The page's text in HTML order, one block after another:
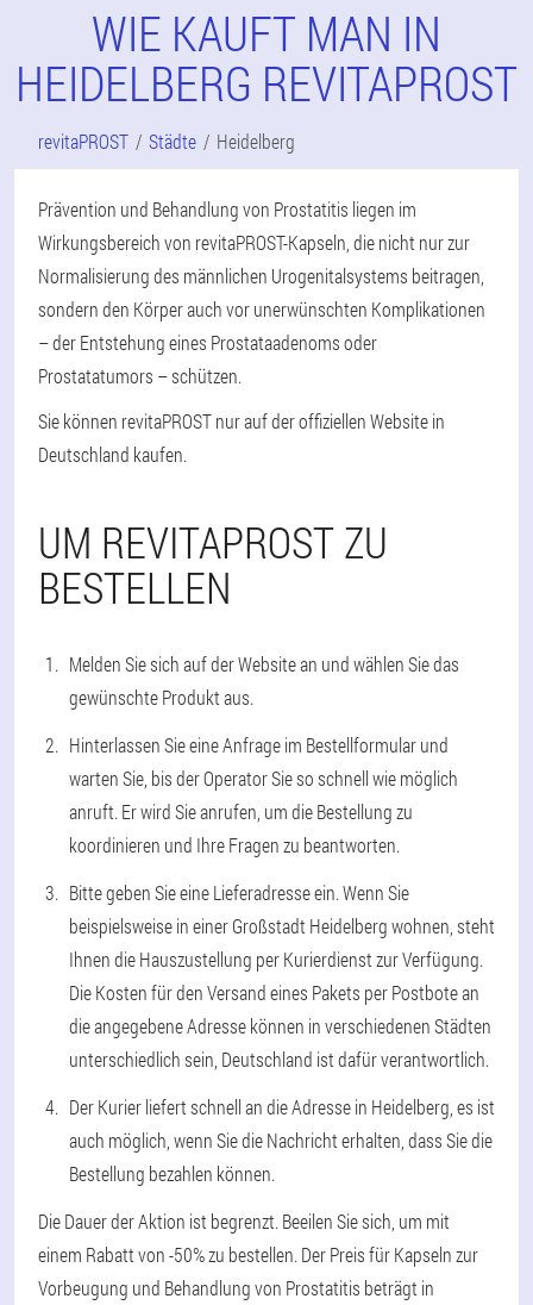
WIE KAUFT MAN IN
HEIDELBERG REVITAPROST
revitaPROST Städte Heidelberg
Prävention und Behandlung von Prostatitis liegen im
Wirkungsbereich von revitaPROST-Kapseln, die nicht nur zur
Normalisierung des männlichen Urogenitalsystems beitragen,
sondern den Körper auch vor unerwünschten Komplikationen
– der Entstehung eines Prostataadenoms oder
Prostatatumors – schützen.
Sie können revitaPROST nur auf der offiziellen Website in
Deutschland kaufen.
UM REVITAPROST ZU
BESTELLEN
Melden Sie sich auf der Website an und wählen Sie das
gewünschte Produkt aus.
Hinterlassen Sie eine Anfrage im Bestellformular und
warten Sie, bis der Operator Sie so schnell wie möglich
anruft. Er wird Sie anrufen, um die Bestellung zu
koordinieren und Ihre Fragen zu beantworten.
Bitte geben Sie eine Lieferadresse ein. Wenn Sie
beispielsweise in einer Großstadt Heidelberg wohnen, steht
Ihnen die Hauszustellung per Kurierdienst zur Verfügung.
Die Kosten für den Versand eines Pakets per Postbote an
die angegebene Adresse können in verschiedenen Städten
unterschiedlich sein, Deutschland ist dafür verantwortlich.
Der Kurier liefert schnell an die Adresse in Heidelberg, es ist
auch möglich, wenn Sie die Nachricht erhalten, dass Sie die
Bestellung bezahlen können.
Die Dauer der Aktion ist begrenzt. Beeilen Sie sich, um mit
einem Rabatt von -50% zu bestellen. Der Preis für Kapseln zur
Vorbeugung und Behandlung von Prostatitis beträgt in